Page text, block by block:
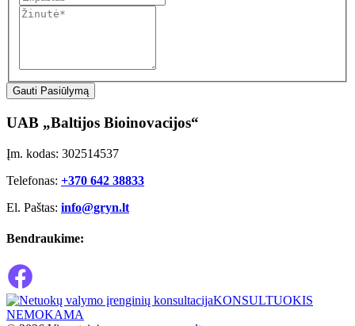
Gauti Pasiūlymą
UAB „Baltijos Bioinovacijos“
Įm. kodas: 302514537
Telefonas: +370 642 38833
El. Paštas: info@gryn.lt
Bendraukime:
KONSULTUOKIS
NEMOKAMA